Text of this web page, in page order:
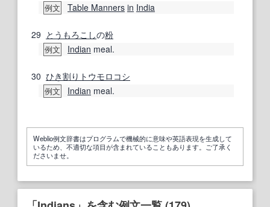
例文 Table Manners in India
29 とうもろこしの粉
例文 Indian meal.
30 ひき割り トウモロコシ
例文 Indian meal.
Weblio例文辞書はプログラムで機械的に意味や英語表現を生成して
いるため、不適切な項目が含まれていることもあります。ご了承く
ださいませ。